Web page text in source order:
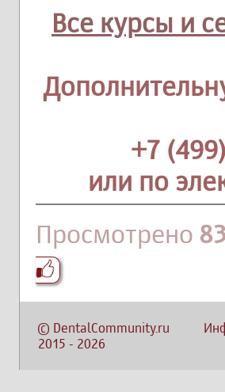
Все курсы и
+7
или по
Просмотрено
© DentalCommunity.ru
2015 - 2026